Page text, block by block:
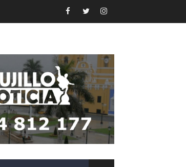
Niño
ROBOS Y ESTAFAS
A REPORTARLOS